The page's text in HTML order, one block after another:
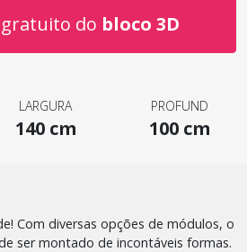
do bloco 3D
LARGURA
140 cm
PROFUND
100 cm
Com diversas opções de módulos, o
ser montado de incontáveis formas.